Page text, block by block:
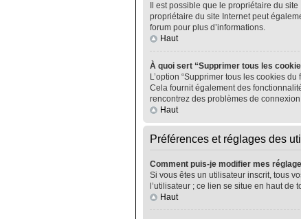
Il est possible que le propriétaire du
propriétaire du site Internet peut
forum pour plus d’informations.
Haut
À quoi sert “Supprimer tous les
L’option “Supprimer tous les cookies
Cela fournit également des
rencontrez des problèmes de
Haut
Préférences et réglages des
Comment puis-je modifier mes
Si vous êtes un utilisateur inscrit, tous
l’utilisateur ; ce lien se situe en haut
Haut